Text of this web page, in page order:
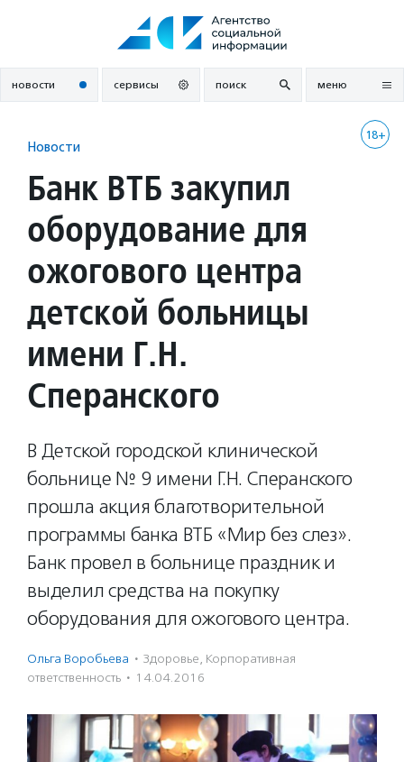
новости сервисы поиск меню
18+
Новости
Банк ВТБ закупил
оборудование для
ожогового центра
детской больницы
имени Г.Н.
Сперанского
В Детской городской клинической
больнице № 9 имени Г.Н. Сперанского
прошла акция благотворительной
программы банка ВТБ «Мир без слез».
Банк провел в больнице праздник и
выделил средства на покупку
оборудования для ожогового центра.
Ольга Воробьева · Здоровье, Корпоративная
ответственность · 14.04.2016